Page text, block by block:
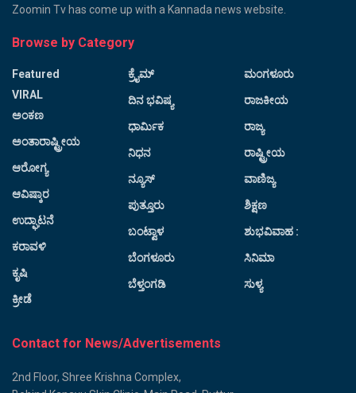
Zoomin Tv has come up with a Kannada news website.
Browse by Category
Featured
VIRAL
ಅಂಕಣ
ಅಂತಾರಾಷ್ಟ್ರೀಯ
ಆರೋಗ್ಯ
ಆವಿಷ್ಕಾರ
ಉದ್ಘಾಟನೆ
ಕರಾವಳಿ
ಕೃಷಿ
ಕ್ರೀಡೆ
ಕ್ರೈಮ್
ದಿನ ಭವಿಷ್ಯ
ಧಾರ್ಮಿಕ
ನಿಧನ
ನ್ಯೂಸ್
ಪುತ್ತೂರು
ಬಂಟ್ವಾಳ
ಬೆಂಗಳೂರು
ಬೆಳ್ತಂಗಡಿ
ಮಂಗಳೂರು
ರಾಜಕೀಯ
ರಾಜ್ಯ
ರಾಷ್ಟ್ರೀಯ
ವಾಣಿಜ್ಯ
ಶಿಕ್ಷಣ
ಶುಭವಿವಾಹ :
ಸಿನಿಮಾ
ಸುಳ್ಯ
Contact for News/Advertisements
2nd Floor, Shree Krishna Complex,